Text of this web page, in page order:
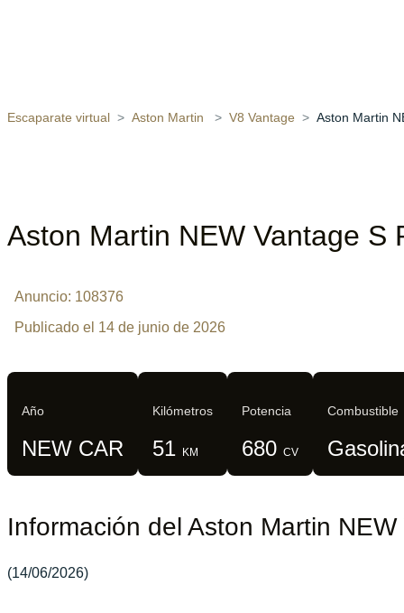
Escaparate virtual Aston Martin V8 Vantage
Aston Martin
Aston Martin NEW Vantage S
Anuncio: 108376
Publicado el 14 de junio de 2026
Año
NEW CAR
Kilómetros
51 KM
Potencia
680 CV
Combustible
Información del Aston Martin
(14/06/2026)